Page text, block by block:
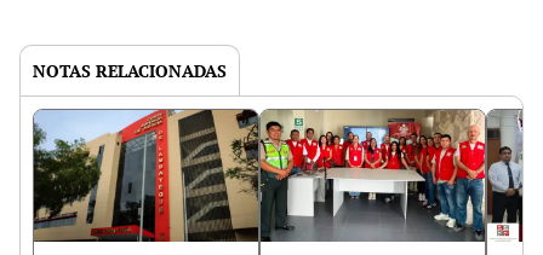
NOTAS RELACIONADAS